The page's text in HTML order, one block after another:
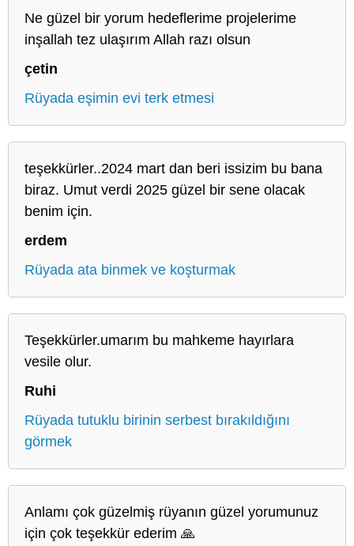
Ne güzel bir yorum hedeflerime projelerime
inşallah tez ulaşırım Allah razı olsun
çetin
Rüyada eşimin evi terk etmesi
teşekkürler..2024 mart dan beri issizim bu bana
biraz. Umut verdi 2025 güzel bir sene olacak
benim için.
erdem
Rüyada ata binmek ve koşturmak
Teşekkürler.umarım bu mahkeme hayırlara
vesile olur.
Ruhi
Rüyada tutuklu birinin serbest bırakıldığını
görmek
Anlamı çok güzelmiş rüyanın güzel yorumunuz
için çok teşekkür ederim 🙏